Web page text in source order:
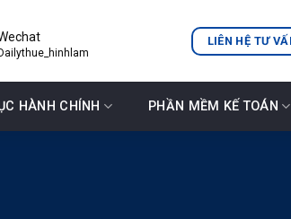
Dailythue_hinhlam
LIÊN HỆ TƯ
HÀNH CHÍNH PHẦN MỀM KẾ TOÁN